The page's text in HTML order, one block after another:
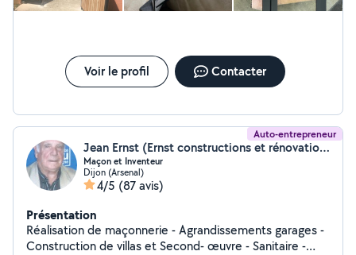
Voir le profil Contacter
Auto-entrepreneur
Jean Ernst (Ernst constructions et rénovation)
Maçon et Inventeur
Dijon (Arsenal)
4/5 (87 avis)
Présentation
Réalisation de maçonnerie - Agrandissements garages -
Construction de villas et Second- œuvre - Sanitaire -